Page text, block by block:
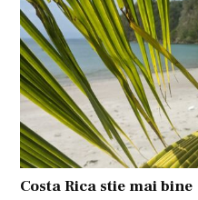
Costa Rica stie mai bine